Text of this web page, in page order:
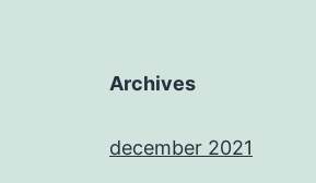
Archives
december 2021